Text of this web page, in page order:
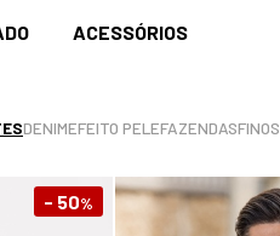
ACESSÓRIOS
DENIMEFEITO PELEFAZENDASFINOS
- 50%